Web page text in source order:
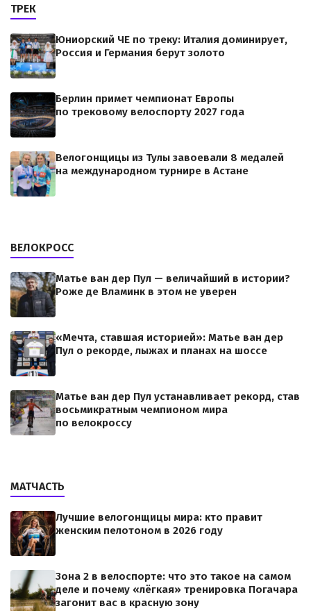
ТРЕК
Юниорский ЧЕ по треку: Италия доминирует,
Россия и Германия берут золото
Берлин примет чемпионат Европы
по трековому велоспорту 2027 года
Велогонщицы из Тулы завоевали 8 медалей
на международном турнире в Астане
ВЕЛОКРОСС
Матье ван дер Пул — величайший в истории?
Роже де Вламинк в этом не уверен
«Мечта, ставшая историей»: Матье ван дер
Пул о рекорде, лыжах и планах на шоссе
Матье ван дер Пул устанавливает рекорд, став
восьмикратным чемпионом мира
по велокроссу
МАТЧАСТЬ
Лучшие велогонщицы мира: кто правит
женским пелотоном в 2026 году
Зона 2 в велоспорте: что это такое на самом
деле и почему «лёгкая» тренировка Погачара
загонит вас в красную зону